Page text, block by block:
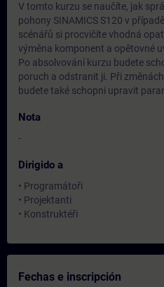
V tomto kurzu se naučíte, jak
pohony SINAMICS S120 v
scénářů si procvičíte vhodná
výměna komponent a opětovné
Po absolvování kurzu budete
poruch a odstranit ji. Při
budete také schopni upravit
Nota
-
Dirigido a
• Programátoři
• Projektanti
• Konstruktéři
Fechas e inscripción